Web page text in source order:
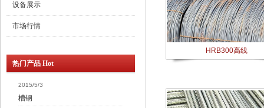
设备展示
市场行情
热门产品 Hot
2015/5/3
槽钢
HRB300高线